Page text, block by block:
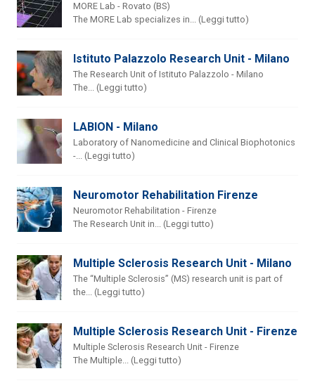
MORE Lab - Rovato (BS)
The MORE Lab specializes in... (Leggi tutto)
Istituto Palazzolo Research Unit - Milano
The Research Unit of Istituto Palazzolo - Milano
The... (Leggi tutto)
LABION - Milano
Laboratory of Nanomedicine and Clinical Biophotonics
-... (Leggi tutto)
Neuromotor Rehabilitation Firenze
Neuromotor Rehabilitation - Firenze
The Research Unit in... (Leggi tutto)
Multiple Sclerosis Research Unit - Milano
The “Multiple Sclerosis” (MS) research unit is part of
the... (Leggi tutto)
Multiple Sclerosis Research Unit - Firenze
Multiple Sclerosis Research Unit - Firenze
The Multiple... (Leggi tutto)